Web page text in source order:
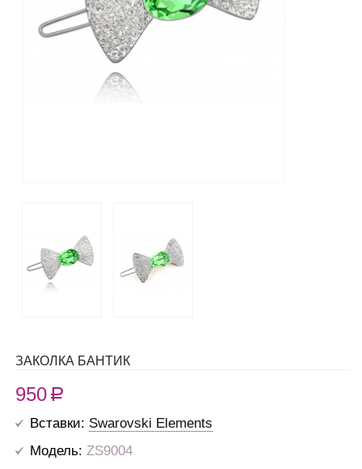
ЗАКОЛКА БАНТИК
950R
Вставки: Swarovski Elements
Модель: ZS9004